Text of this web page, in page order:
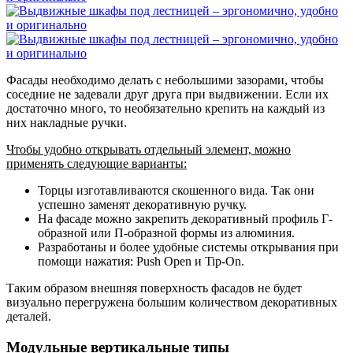
Фасады необходимо делать с небольшими зазорами, чтобы
соседние не задевали друг друга при выдвижении. Если их
достаточно много, то необязательно крепить на каждый из
них накладные ручки.
Чтобы удобно открывать отдельный элемент, можно
применять следующие варианты:
Торцы изготавливаются скошенного вида. Так они
успешно заменят декоративную ручку.
На фасаде можно закрепить декоративный профиль Г-
образной или П-образной формы из алюминия.
Разработаны и более удобные системы открывания при
помощи нажатия: Push Open и Tip-On.
Таким образом внешняя поверхность фасадов не будет
визуально перегружена большим количеством декоративных
деталей.
Модульные вертикальные типы